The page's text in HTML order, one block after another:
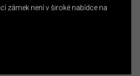
zámek není v široké nabídce na